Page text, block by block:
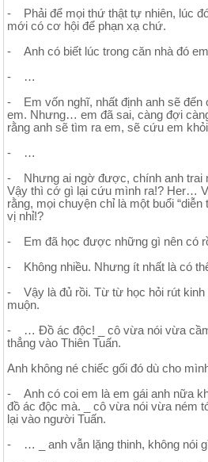
- Phải để mọi thứ thật tự nhiên, lúc
mới có cơ hội để phạn xạ chứ.
- Anh có biết lúc trong căn nhà đó
- …
- Em vốn nghĩ, nhất định anh sẽ đến
em. Nhưng… em đã sai, càng đợi
rằng anh sẽ tìm ra em, sẽ cứu em
- …
- Nhưng ai ngờ được, chính anh trai
Vậy thì cớ gì lại cứu mình ra!? Her…
rằng, mọi chuyện chỉ là một buổi “diễn
vị nhỉ!?
- Em đã học được những gì nên có
- Không nhiều. Nhưng ít nhất là có
- Vậy là đủ rồi. Từ từ học hỏi rút kinh
muộn.
- … Đồ ác độc! _ cô vừa nói vừa
thẳng vào Thiên Tuấn.
Anh không né chiếc gối đó dù cho
- Anh có coi em là em gái anh nữa
đồ ác độc mà. _ cô vừa nói vừa ném
lại vào người Tuấn.
- … _ anh vẫn lặng thinh, không nói